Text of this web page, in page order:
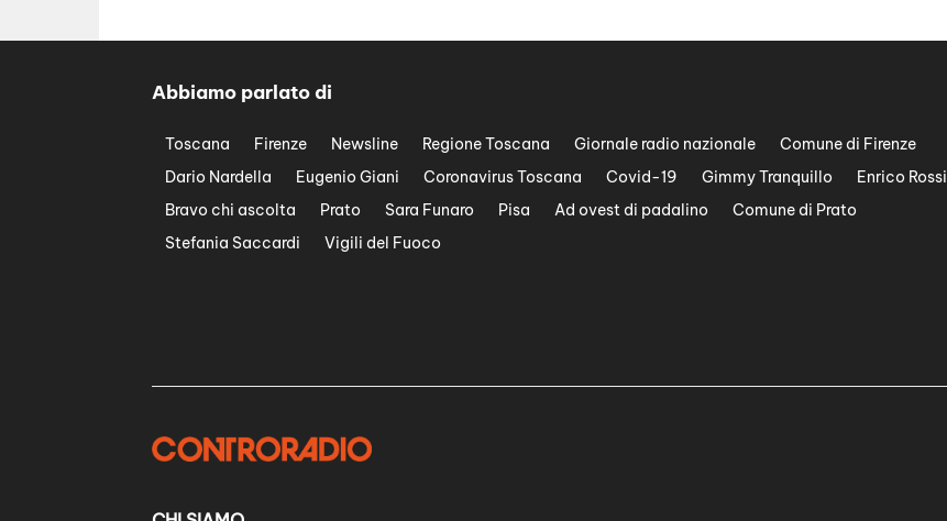
Abbiamo parlato di
Toscana Firenze Newsline Regione Toscana Giornale radio nazionale
Comune di Firenze
Dario Nardella
Eugenio Giani Coronavirus Toscana Covid-19 Gimmy Tranquillo
Enrico Rossi
Bravo chi ascolta
Prato Sara Funaro Pisa Ad ovest di padalino
Comune di Prato
Stefania Saccardi
Vigili del Fuoco